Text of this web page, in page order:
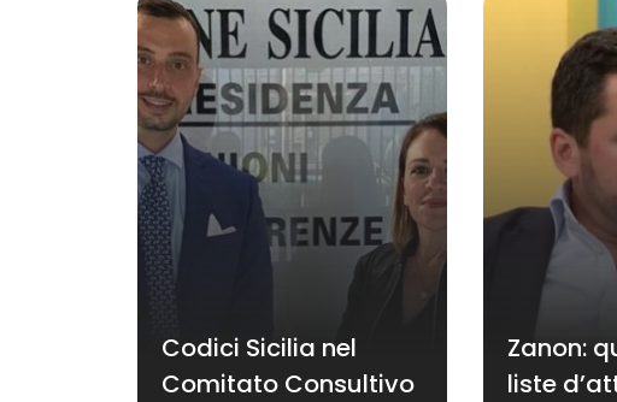
Codici Sicilia nel
Comitato Consultivo
Zanon:
liste